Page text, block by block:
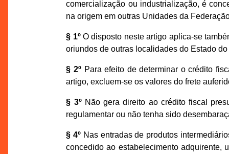
comercialização ou industrialização, é
na origem em outras Unidades da
§ 1ºO disposto neste artigo aplica-se
oriundos de outras localidades do Estado
§ 2ºPara efeito de determinar o crédito
artigo, excluem-se os valores do frete
§ 3ºNão gera direito ao crédito fiscal
regulamentar ou não tenha sido
§ 4º Nas entradas de produtos
concedido ao estabelecimento adquirente,